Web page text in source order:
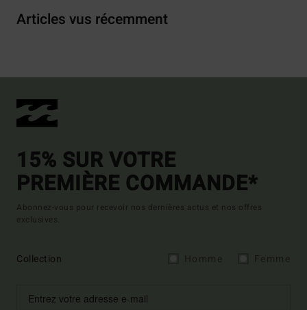
Articles vus récemment
15% SUR VOTRE
PREMIÈRE COMMANDE*
Abonnez-vous pour recevoir nos dernières actus et nos offres
exclusives.
Collection